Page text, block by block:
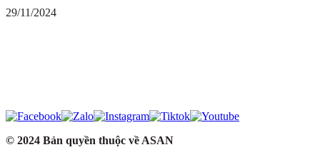
29/11/2024
© 2024 Bản quyền thuộc về ASAN